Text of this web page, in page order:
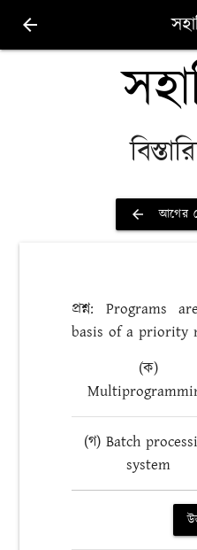
arrow_back
arrow_back আগের
প্রশ্ন: Programs
basis of a priority
(ক)
(গ) Batch
system